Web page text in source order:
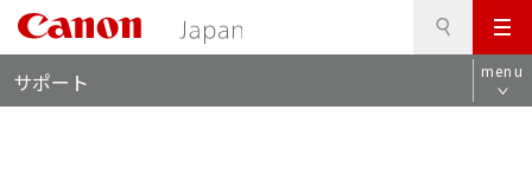
メ
ニ
ュ
サポート menu